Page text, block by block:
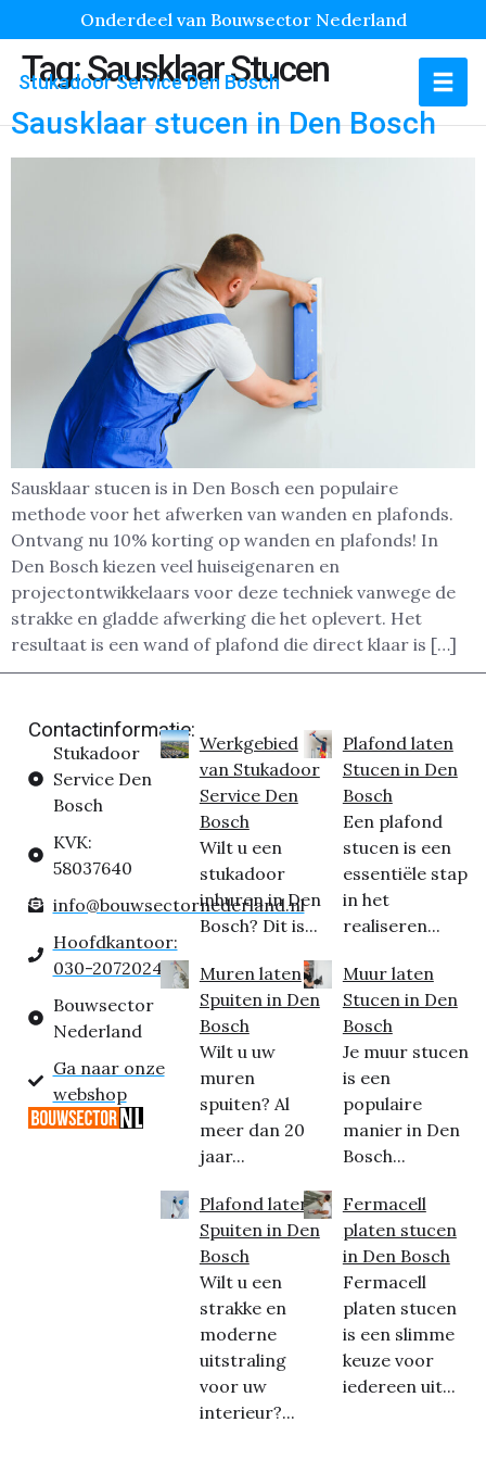
Onderdeel van Bouwsector Nederland
Stukadoor Service Den Bosch
Tag:Sausklaar Stucen
Sausklaar stucen in Den Bosch
Sausklaar stucen is in Den Bosch een populaire
methode voor het afwerken van wanden en plafonds.
Ontvang nu 10% korting op wanden en plafonds! In
Den Bosch kiezen veel huiseigenaren en
projectontwikkelaars voor deze techniek vanwege de
strakke en gladde afwerking die het oplevert. Het
resultaat is een wand of plafond die direct klaar is […]
Contactinformatie:
Stukadoor
Service Den
Bosch
KVK:
58037640
info@bouwsectornederland.nl
Hoofdkantoor:
030-2072024
Bouwsector
Nederland
Ga naar onze
webshop
Werkgebied
van Stukadoor
Service Den
Bosch
Wilt u een
stukadoor
inhuren in Den
Bosch? Dit is...
Muren laten
Spuiten in Den
Bosch
Wilt u uw
muren
spuiten? Al
meer dan 20
jaar...
Plafond laten
Spuiten in Den
Bosch
Wilt u een
strakke en
moderne
uitstraling
voor uw
interieur?...
Plafond laten
Stucen in Den
Bosch
Een plafond
stucen is een
essentiële stap
in het
realiseren...
Muur laten
Stucen in Den
Bosch
Je muur stucen
is een
populaire
manier in Den
Bosch...
Fermacell
platen stucen
in Den Bosch
Fermacell
platen stucen
is een slimme
keuze voor
iedereen uit...